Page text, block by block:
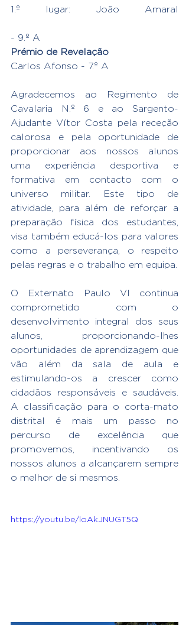
1.º lugar: João Amaral
- 9.º A
Prémio de Revelação
Carlos Afonso - 7.º A
Agradecemos ao Regimento de
Cavalaria N.º 6 e ao Sargento-
Ajudante Vítor Costa pela receção
calorosa e pela oportunidade de
proporcionar aos nossos alunos
uma experiência desportiva e
formativa em contacto com o
universo militar. Este tipo de
atividade, para além de reforçar a
preparação física dos estudantes,
visa também educá-los para valores
como a perseverança, o respeito
pelas regras e o trabalho em equipa.
O Externato Paulo VI continua
comprometido com o
desenvolvimento integral dos seus
alunos, proporcionando-lhes
oportunidades de aprendizagem que
vão além da sala de aula e
estimulando-os a crescer como
cidadãos responsáveis e saudáveis.
A classificação para o corta-mato
distrital é mais um passo no
percurso de excelência que
promovemos, incentivando os
nossos alunos a alcançarem sempre
o melhor de si mesmos.
https://youtu.be/loAkJNUGT5Q